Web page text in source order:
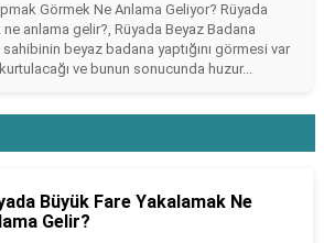
Görmek Ne Anlama Geliyor? Rüyada
anlama gelir?, Rüyada Beyaz Badana
sahibinin beyaz badana yaptığını görmesi var
kurtulacağı ve bunun sonucunda huzur...
Büyük Fare Yakalamak Ne
Gelir?